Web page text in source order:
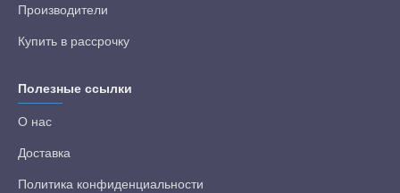
Производители
Купить в рассрочку
Полезные ссылки
О нас
Доставка
Политика конфиденциальности